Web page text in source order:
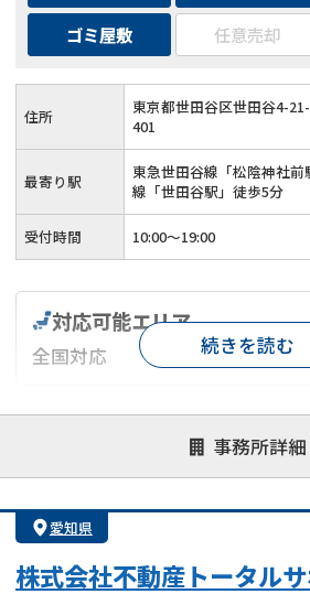
ゴミ屋敷
任意売却
住所
東京都世田谷区世田谷4-
401
最寄り駅
東急世田谷線「松陰神社
線「世田谷駅」徒歩5分
受付時間 10:00〜19:00
事務所詳細
対応可能エリア
全国対応
対応が親身 オンライン面談可
1億円以上の買取可
続きを読む
愛知県
株式会社不動産トータル